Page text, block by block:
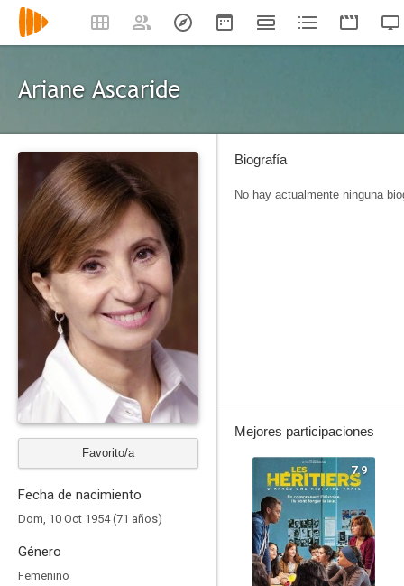
Ariane Ascaride
Favorito/a
Fecha de nacimiento
Dom, 10 Oct 1954 (71 años)
Género
Femenino
Biografía
No hay actualmente ninguna
Mejores participaciones
7.9